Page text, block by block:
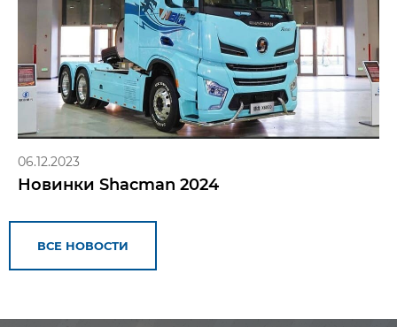
06.12.2023
Новинки Shacman 2024
ВСЕ НОВОСТИ